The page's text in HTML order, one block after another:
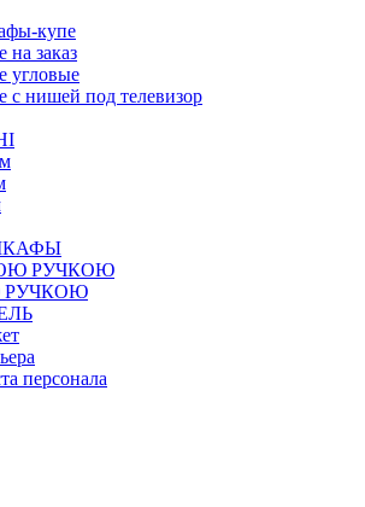
купе
заказ
угловые
нишей под телевизор
РУЧКОЮ
РУЧКОЮ
персонала